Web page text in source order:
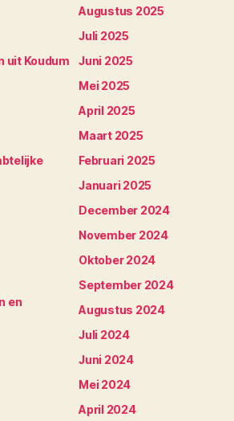
uit Koudum
en
Augustus 2025
Juli 2025
Juni 2025
Mei 2025
April 2025
Maart 2025
Februari 2025
Januari 2025
December 2024
November 2024
Oktober 2024
September 2024
Augustus 2024
Juli 2024
Juni 2024
Mei 2024
April 2024